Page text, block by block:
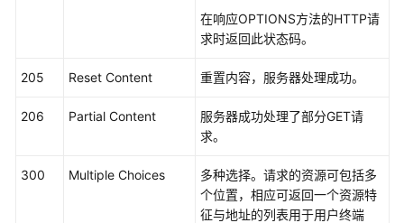
在响应OPTIONS方法的HTTP请
求时返回此状态码。
205 Reset Content 重置内容，服务器处理成功。
206 Partial Content
服务器成功处理了部分GET请
求。
300 Multiple Choices
多种选择。请求的资源可包括多
个位置，相应可返回一个资源特
征与地址的列表用于用户终端